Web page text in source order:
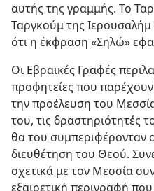
αυτής της γραμμής. Το
Ταργκούμ της
ότι η έκφραση «Σηλώ»
Οι Εβραϊκές Γραφές
προφητείες που παρέχουν
την προέλευση του
του, τις δραστηριότητές
θα του συμπεριφέρονταν
διευθέτηση του Θεού.
σχετικά με τον Μεσσία
εξαιρετική περιγραφή